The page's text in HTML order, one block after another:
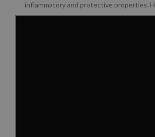
inflammatory and protective properties.